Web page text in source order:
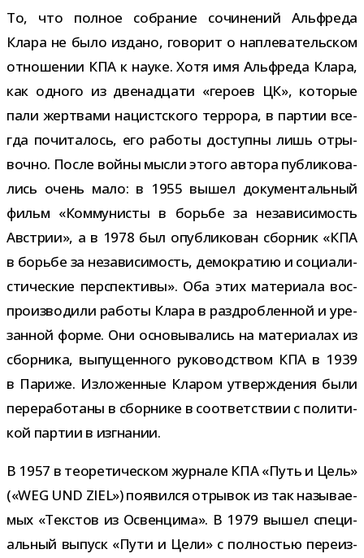
То, что пол­ное собра­ние сочи­не­ний Альфреда
Клара не было издано, гово­рит о напле­ва­тель­ском
отно­ше­нии КПА к науке. Хотя имя Альфреда Клара,
как одного из две­на­дцати «героев ЦК», кото­рые
пали жерт­вами нацист­ского тер­рора, в пар­тии все­
гда почи­та­лось, его работы доступны лишь отры­
вочно. После войны мысли этого автора пуб­ли­ко­ва­
лись очень мало: в 1955 вышел доку­мен­таль­ный
фильм «Коммунисты в борьбе за неза­ви­си­мость
Австрии», а в 1978 был опуб­ли­ко­ван сбор­ник «КПА
в борьбе за неза­ви­си­мость, демо­кра­тию и соци­а­ли­
сти­че­ские пер­спек­тивы». Оба этих мате­ри­ала вос­
про­из­во­дили работы Клара в раз­дроб­лен­ной и уре­
зан­ной форме. Они осно­вы­ва­лись на мате­ри­а­лах из
сбор­ника, выпу­щен­ного руко­вод­ством КПА в 1939
в Париже. Изложенные Кларом утвер­жде­ния были
пере­ра­бо­таны в сбор­нике в соот­вет­ствии с поли­ти­
кой пар­тии в изгнании.
В 1957 в тео­ре­ти­че­ском жур­нале КПА «Путь и Цель»
(«WEG UND ZIEL») появился отры­вок из так назы­ва­е­
мых «Текстов из Освенцима». В 1979 вышел спе­ци­
аль­ный выпуск «Пути и Цели» с пол­но­стью пере­из­